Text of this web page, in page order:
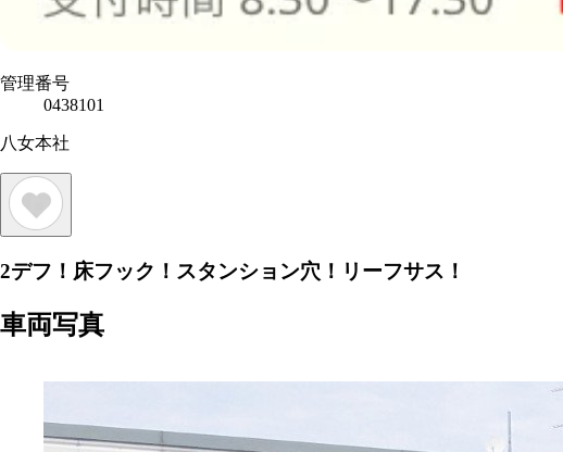
管理番号
0438101
八女本社
2デフ！床フック！スタンション穴！リーフサス！
車両写真